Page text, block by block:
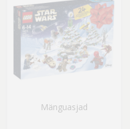
Mänguasjad